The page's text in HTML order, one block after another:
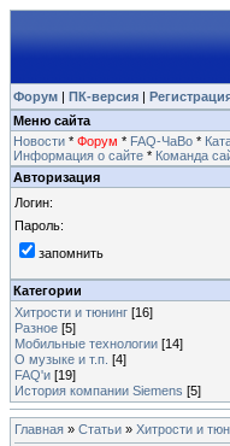
Форум | ПК-версия |
Меню сайта
Новости * Форум * FAQ-ЧаВо *
Информация о сайте * Команда
Авторизация
Логин:
Пароль:
запомнить
Категории
Хитрости и тюнинг [16]
Разное [5]
Мобильные технологии [14]
О музыке и т.п. [4]
FAQ'и [19]
История компании Siemens [5]
Главная » Статьи » Хитрости и